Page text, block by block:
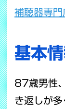
補聴器専門
基本
87歳男性
き返しが